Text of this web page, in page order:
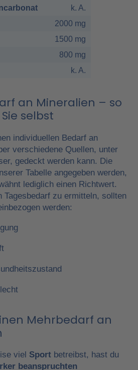
k. A.
2000 mg
1500 mg
800 mg
k. A.
an Mineralien – so
selbst
individuellen Bedarf an
verschiedene Quellen, unter
gedeckt werden kann. Die
Tabelle angegeben werden,
lediglich einen Richtwert.
Tagesbedarf zu ermitteln, sollten
werden:
Mehrbedarf an
viel Sport betreibst, hast du
beanspruchten